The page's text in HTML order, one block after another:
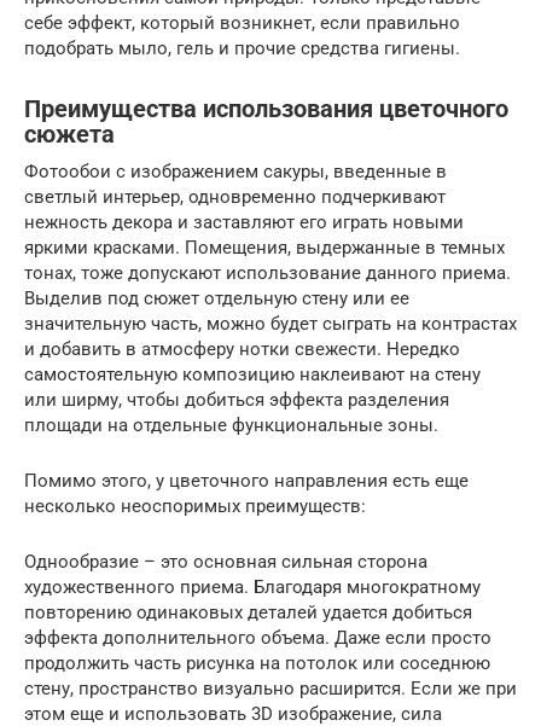
себе эффект, который возникнет, если правильно
подобрать мыло, гель и прочие средства гигиены.
Преимущества использования цветочного
сюжета
Фотообои с изображением сакуры, введенные в
светлый интерьер, одновременно подчеркивают
нежность декора и заставляют его играть новыми
яркими красками. Помещения, выдержанные в темных
тонах, тоже допускают использование данного приема.
Выделив под сюжет отдельную стену или ее
значительную часть, можно будет сыграть на контрастах
и добавить в атмосферу нотки свежести. Нередко
самостоятельную композицию наклеивают на стену
или ширму, чтобы добиться эффекта разделения
площади на отдельные функциональные зоны.
Помимо этого, у цветочного направления есть еще
несколько неоспоримых преимуществ:
Однообразие – это основная сильная сторона
художественного приема. Благодаря многократному
повторению одинаковых деталей удается добиться
эффекта дополнительного объема. Даже если просто
продолжить часть рисунка на потолок или соседнюю
стену, пространство визуально расширится. Если же при
этом еще и использовать 3D изображение, сила